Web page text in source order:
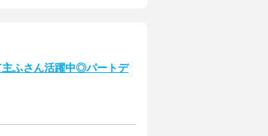
主ふさん活躍中◎パートデ